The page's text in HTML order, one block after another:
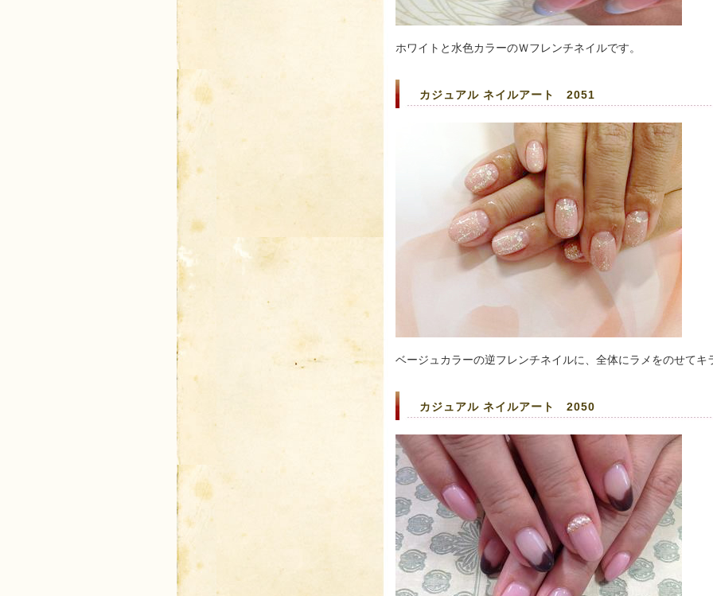
ホワイトと水色カラーのＷフレンチネイルです。
カジュアル ネイルアート 2051
ベージュカラーの逆フレンチネイルに、全体にラメをのせてキ
カジュアル ネイルアート 2050